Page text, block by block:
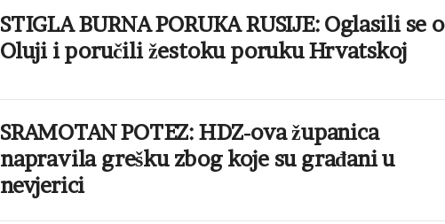
STIGLA BURNA PORUKA RUSIJE: Oglasili se o
Oluji i poručili žestoku poruku Hrvatskoj
SRAMOTAN POTEZ: HDZ-ova županica
napravila grešku zbog koje su građani u
nevjerici